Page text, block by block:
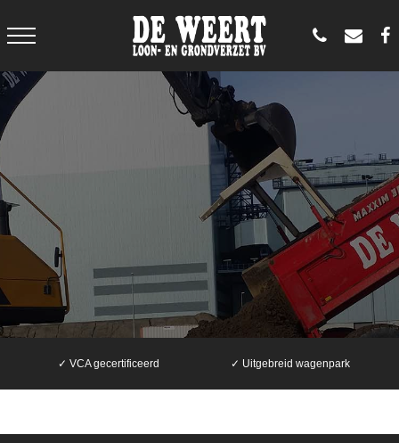
✓ VCA gecertificeerd ✓ Uitgebreid wagenpark